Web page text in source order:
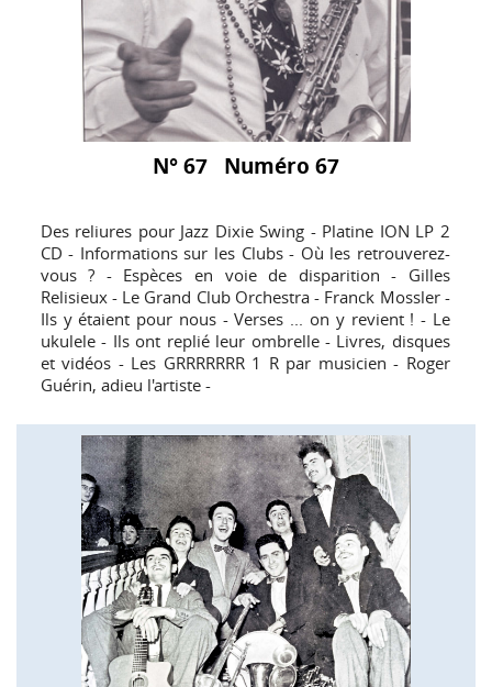
N° 67 Numéro 67
Des reliures pour Jazz Dixie Swing - Platine ION LP 2
CD - Informations sur les Clubs - Où les retrouverez-
vous ? - Espèces en voie de disparition - Gilles
Relisieux - Le Grand Club Orchestra - Franck Mossler -
Ils y étaient pour nous - Verses ... on y revient ! - Le
ukulele - Ils ont replié leur ombrelle - Livres, disques
et vidéos - Les GRRRRRRR 1 R par musicien - Roger
Guérin, adieu l'artiste -